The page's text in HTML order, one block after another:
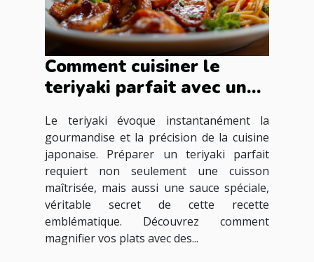
Comment cuisiner le
teriyaki parfait avec une
Le teriyaki évoque instantanément la
gourmandise et la précision de la cuisine
japonaise. Préparer un teriyaki parfait
requiert non seulement une cuisson
maîtrisée, mais aussi une sauce spéciale,
véritable secret de cette recette
emblématique. Découvrez comment
magnifier vos plats avec des...